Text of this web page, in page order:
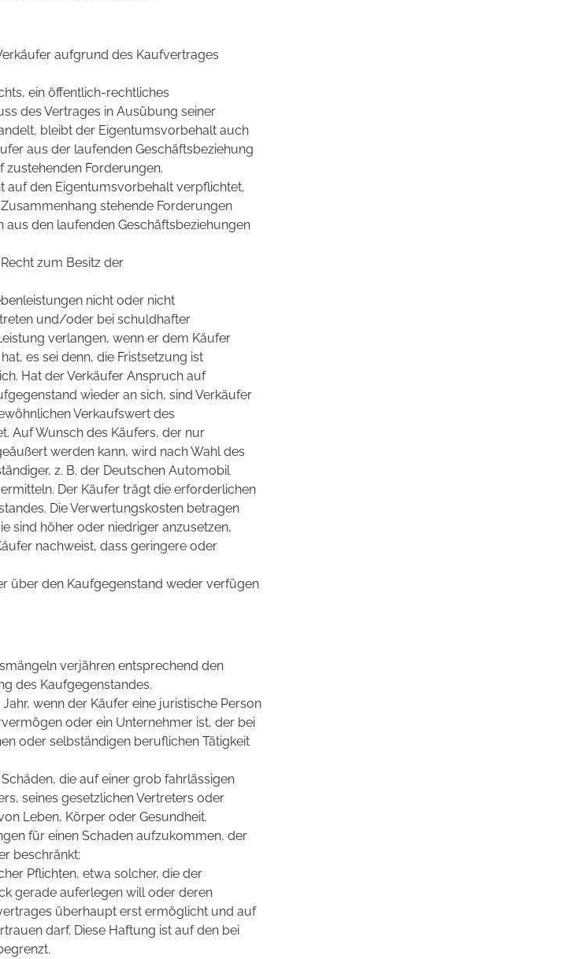
aufgrund des Kaufvertrages
ein öffentlich-rechtliches
des Vertrages in Ausübung seiner
bleibt der Eigentumsvorbehalt auch
aus der laufenden Geschäftsbeziehung
Forderungen.
auf den Eigentumsvorbehalt verpflichtet,
stehende Forderungen
den laufenden Geschäftsbeziehungen
zum Besitz der
nicht oder nicht
und/oder bei schuldhafter
verlangen, wenn er dem Käufer
es sei denn, die Fristsetzung ist
Hat der Verkäufer Anspruch auf
wieder an sich, sind Verkäufer
Verkaufswert des
Auf Wunsch des Käufers, der nur
werden kann, wird nach Wahl des
z. B. der Deutschen Automobil
Der Käufer trägt die erforderlichen
Die Verwertungskosten betragen
sind höher oder niedriger anzusetzen,
nachweist, dass geringere oder
über den Kaufgegenstand weder verfügen
verjähren entsprechend den
des Kaufgegenstandes.
wenn der Käufer eine juristische Person
oder ein Unternehmer ist, der bei
oder selbständigen beruflichen Tätigkeit
die auf einer grob fahrlässigen
seines gesetzlichen Vertreters oder
Leben, Körper oder Gesundheit.
für einen Schaden aufzukommen, der
beschränkt:
Pflichten, etwa solcher, die der
gerade auferlegen will oder deren
überhaupt erst ermöglicht und auf
darf. Diese Haftung ist auf den bei